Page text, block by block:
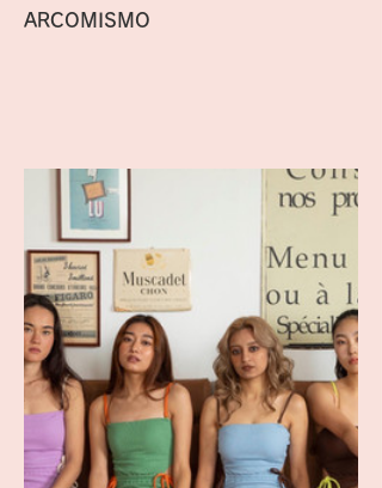
ARCOMISMO